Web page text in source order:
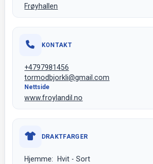
Frøyhallen
KONTAKT
+4797981456
tormodbjorkli@gmail.com
Nettside
www.froylandil.no
DRAKTFARGER
Hjemme: Hvit - Sort